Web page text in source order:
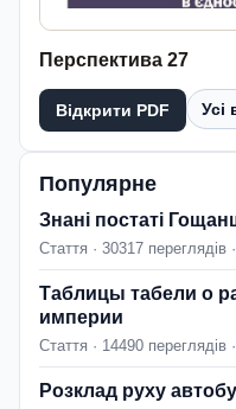
Перспектива 27
Відкрити PDF Усі
Популярне
Знані постаті
Стаття · 30317 переглядів
Таблицы табели о
империи
Стаття · 14490 переглядів
Розклад руху